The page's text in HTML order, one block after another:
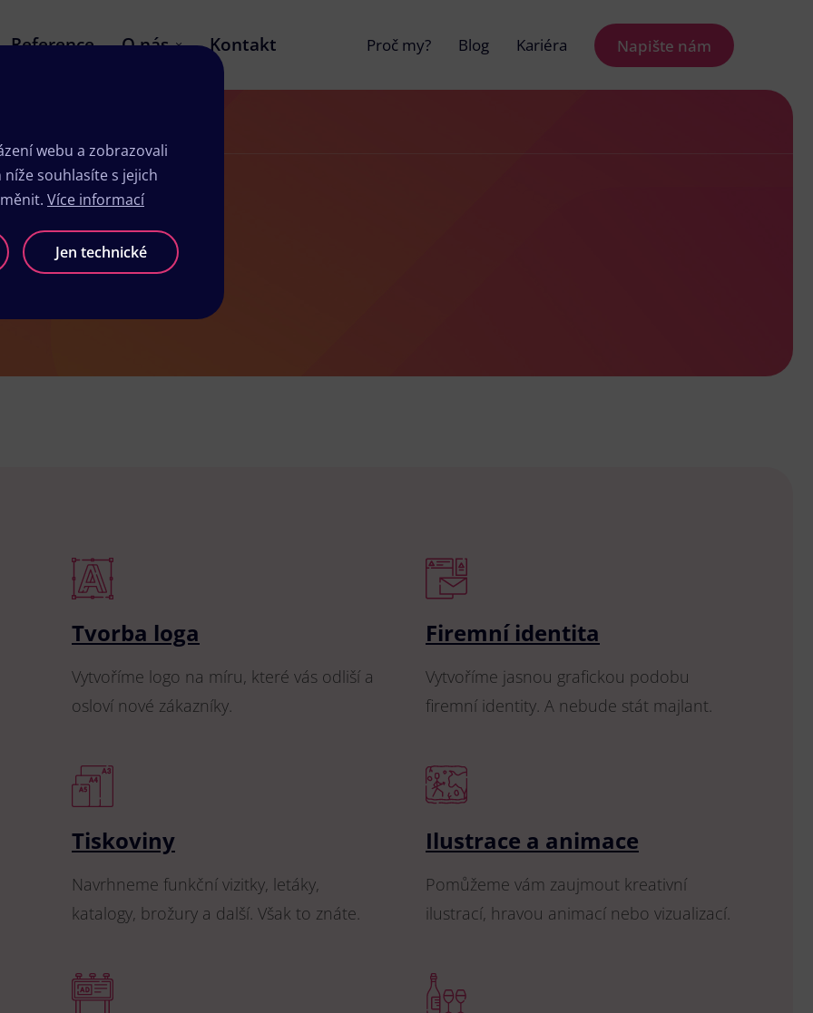
Reference O nás Kontakt Proč my? Blog Kariéra Napište nám
Jílové
Tvorba loga
Vytvoříme logo na míru, které vás odliší a
osloví nové zákazníky.
Firemní identita
Vytvoříme jasnou grafickou podobu
firemní identity. A nebude stát majlant.
Tiskoviny
Navrhneme funkční vizitky, letáky,
katalogy, brožury a další. Však to znáte.
Ilustrace a animace
Pomůžeme vám zaujmout kreativní
ilustrací, hravou animací nebo vizualizací.
webu a zobrazovali
souhlasíte s jejich
Více informací
Jen technické